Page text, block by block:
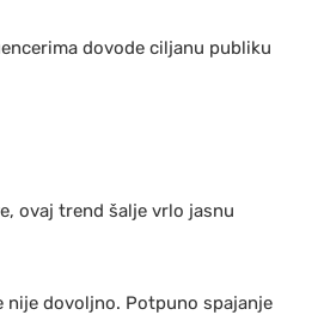
dovode ciljanu publiku
ovaj trend šalje vrlo jasnu
nije dovoljno. Potpuno spajanje